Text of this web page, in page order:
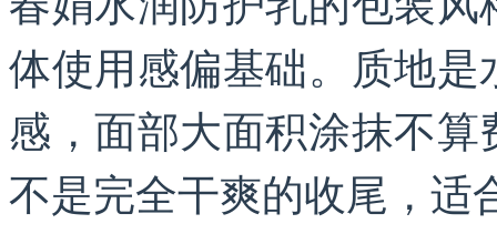
体使用感偏基础。质地
感，面部大面积涂抹不
不是完全干爽的收尾，适